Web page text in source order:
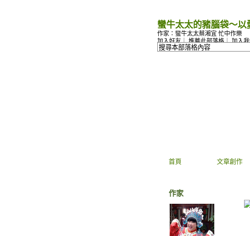
蠻牛太太的豬腦袋～以
首頁 文章創作
加入好友｜推薦此部落格｜加入
作家：蠻牛太太蔡湘宜 忙中作樂
作家